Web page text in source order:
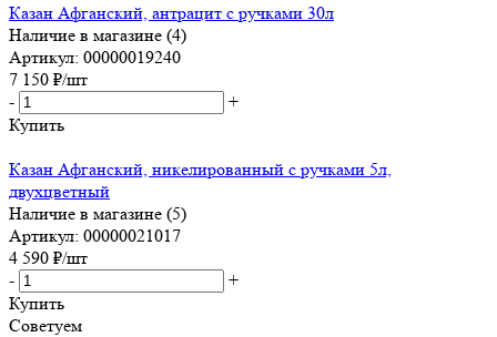
Казан Афганский, антрацит с ручками 30л
Наличие в магазине (4)
Артикул: 00000019240
7 150 ₽/шт
-
+
Купить
Казан Афганский, никелированный с ручками 5л,
двухцветный
Наличие в магазине (5)
Артикул: 00000021017
4 590 ₽/шт
-
+
Купить
Советуем